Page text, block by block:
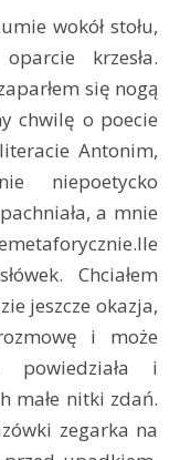
krzesła.
się nogą
chwilę o poecie
Antonim,
niepoetycko
a mnie
Chciałem
jeszcze okazja,
i może
powiedziała i
małe nitki zdań.
zegarka na